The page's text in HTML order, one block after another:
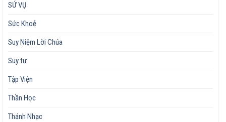
SỨ VỤ
Sức Khoẻ
Suy Niệm Lời Chúa
Suy tư
Tập Viện
Thần Học
Thánh Nhạc